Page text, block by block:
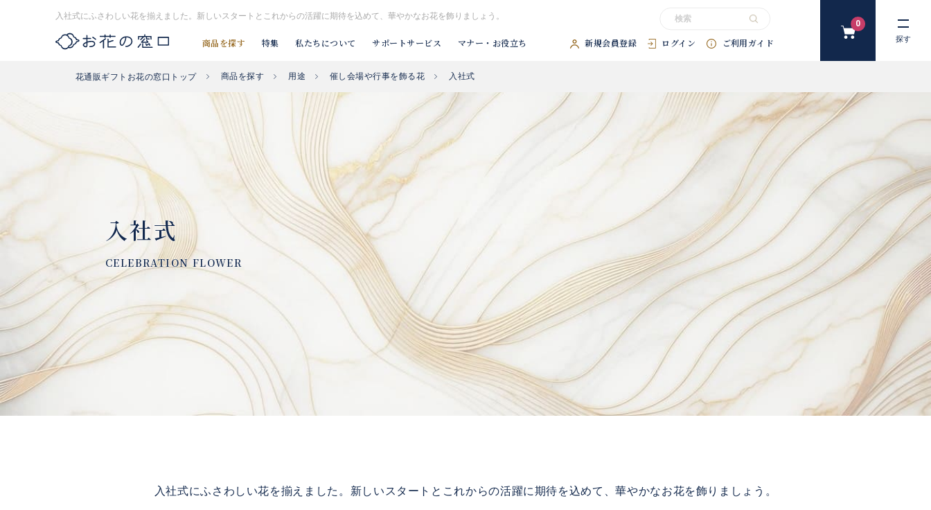
入社式にふさわしい花を揃えました。新しいスタートとこれからの活躍に期待を込めて、華やかなお花を飾りましょう。
商品を探す 特集 私たちについて サポートサービス マナー・お役立ち 新規会員登録 ログイン ご利用ガイド
カ
0
探す
お探し#タグはコチラ▶︎ #入社式 #開店祝い花 #開業祝い花 #胡蝶蘭 #スタンド花 #祝アレンジ
花通販ギフトお花の窓口トップ 商品を探す 用途 催し会場や行事を飾る花 入社式
入社式
入社式にふさわしい花を揃えました。新しいスタートとこれからの活躍に期待を込めて、華やかなお花を飾りましょう。